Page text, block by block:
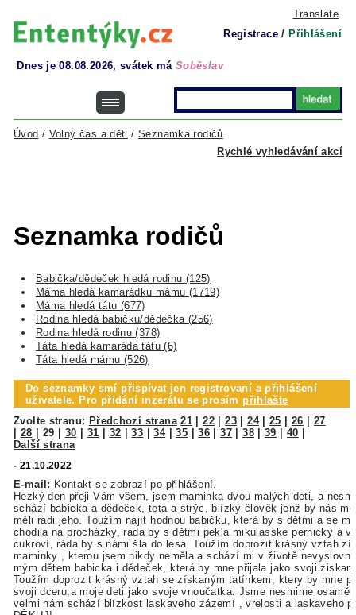
Translate
Registrace / Přihlášení
Dnes je 08.08.2026, svátek má Soběslav
Rychlé vyhledávání akcí
Úvod / Volný čas a děti /Seznamka rodičů
Seznamka rodičů
Babička/dědeček hledá rodinu (125)
Máma hledá kamarádku mámu (1719)
Máma hledá tátu (677)
Rodina hledá babičku/dědečka (256)
Rodina hledá rodinu (378)
Táta hledá kamaráda tátu (6)
Táta hledá mámu (526)
Do seznamky smí přispívat jen registrovaní a přihlášení
uživatele. Pro přidání inzerátu se prosímpřihlašte
Zvolte stranu: Předchozí strana 21 |22 |23|24|25 26
27
28 29 30 31 32 |33 |34|35 |36 |37 |38|39 |40
Další strana
- 21.10.2022
E-mail: Kontakt se zobrazí po přihlášení
Hezký den přeji Vám všem, jsem maminka dvou malých deti, a
schází babicka a dědeček, teta a strýc, blízký člověk jenž by nás
měli radi jeho. Toužím najít hodnou babičku, která by s dětmi a se
chodila na procházky, ráda by s dětmi pekla mikulasske pernicky a
cukroví, ráda by s námi šla do lesa. Toužím doprozit krásný vztah
maminky , kterou jsem nikdy neměla a schází mi v životě
mým dětem babicka i dědeček, která by mne přijala jako svoji
Toužím doprozit krásný vztah se získaným tatínkem, ktery by mne
svoji dceru,a moje deti jako svoje vnoučatka. Jsme nesmirne
velmi nám schází blízkost laskaveho zázemí , vrelosti a laskaveho